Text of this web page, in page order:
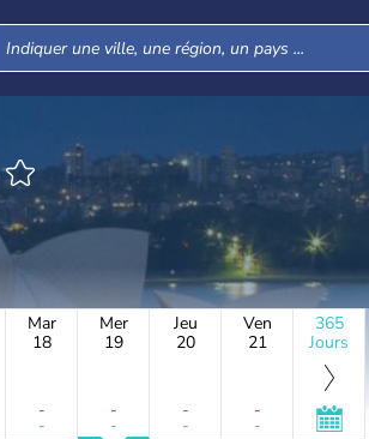
Mar
18
-
-
Mer
19
-
-
Jeu
20
-
-
Ven
21
-
-
365
Jours